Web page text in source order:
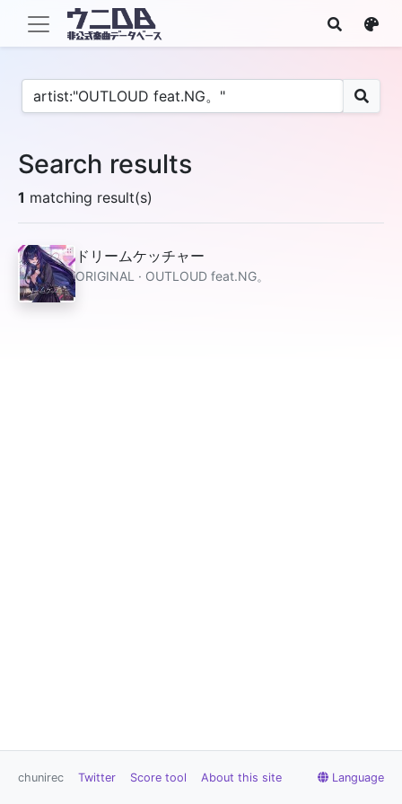
Search results
1 matching result(s)
ドリームケッチャー
ORIGINAL · OUTLOUD feat.NG。
chunirec Twitter Score tool About this site Language